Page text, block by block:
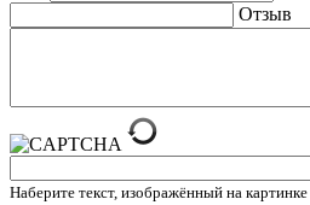
Отзыв
Наберите текст, изображённый на картинке